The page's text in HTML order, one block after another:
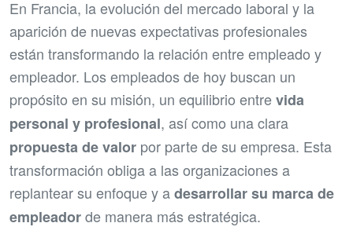
En Francia, la evolución del mercado laboral y la
aparición de nuevas expectativas profesionales
están transformando la relación entre empleado y
empleador. Los empleados de hoy buscan un
propósito en su misión, un equilibrio entrevida
personal y profesional, así como una clara
propuesta de valor por parte de su empresa. Esta
transformación obliga a las organizaciones a
replantear su enfoque y adesarrollar su marca de
empleadorde manera más estratégica.